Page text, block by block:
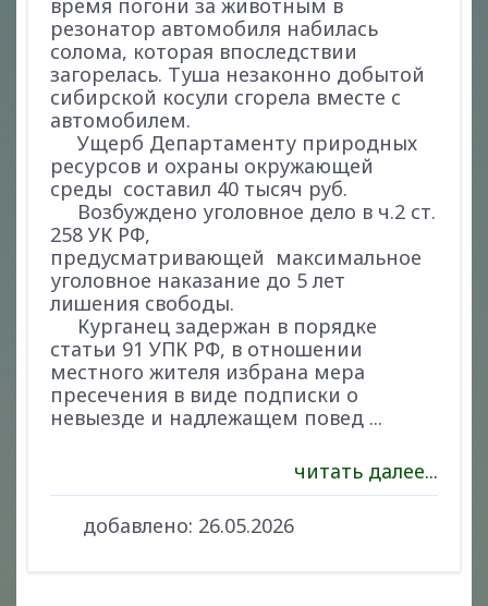
время погони за животным в
резонатор автомобиля набилась
солома, которая впоследствии
загорелась. Туша незаконно добытой
сибирской косули сгорела вместе с
автомобилем.
Ущерб Департаменту природных
ресурсов и охраны окружающей
среды составил 40 тысяч руб.
Возбуждено уголовное дело в ч.2 ст.
258 УК РФ,
предусматривающей максимальное
уголовное наказание до 5 лет
лишения свободы.
Курганец задержан в порядке
статьи 91 УПК РФ, в отношении
местного жителя избрана мера
пресечения в виде подписки о
невыезде и надлежащем повед ...
читать далее...
добавлено: 26.05.2026